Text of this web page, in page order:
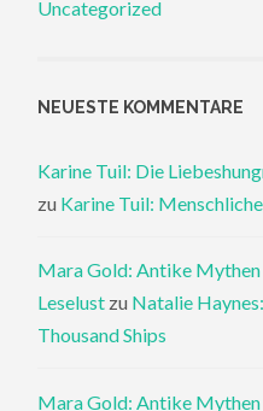
Uncategorized
NEUESTE KOMMENTARE
Karine Tuil: Die
zu Karine Tuil:
Mara Gold: Antike
Leselust zu Natalie
Thousand Ships
Mara Gold: Antike